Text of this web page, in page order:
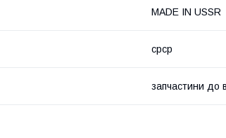
MADE IN USSR
срср
запчастини до